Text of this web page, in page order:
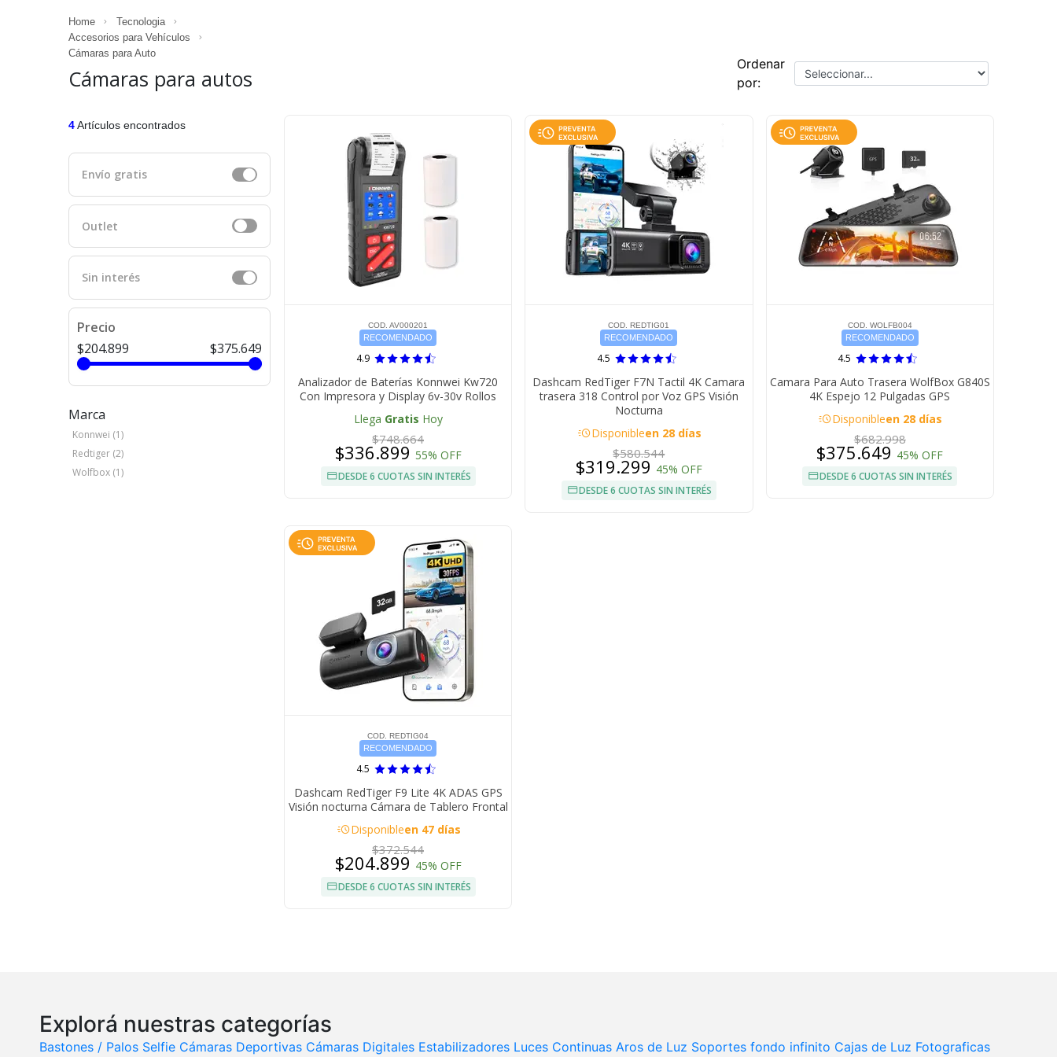
Home
Tecnologia
Accesorios para Vehículos
Cámaras para Auto
Cámaras para autos
4Artículos encontrados
Envío gratis
Outlet
Sin interés
Precio
$204.899
$375.649
Marca
Konnwei (1)
Redtiger (2)
Wolfbox (1)
Ordenar
por:
COD. AV000201
RECOMENDADO
4.9
Analizador de Baterías Konnwei Kw720
Con Impresora y Display 6v-30v Rollos
Llega Gratis Hoy
$748.664
$336.899 55% OFF
DESDE 6 CUOTAS SIN INTERÉS
COD. REDTIG01
RECOMENDADO
4.5
Dashcam RedTiger F7N Tactil 4K Camara
trasera 318 Control por Voz GPS Visión
Nocturna
acuteDisponibleen 28 días
$580.544
$319.299 45% OFF
DESDE 6 CUOTAS SIN INTERÉS
COD. WOLFB004
RECOMENDADO
4.5
Camara Para Auto Trasera WolfBox G840S
4K Espejo 12 Pulgadas GPS
acuteDisponibleen 28 días
$682.998
$375.649 45% OFF
DESDE 6 CUOTAS SIN INTERÉS
COD. REDTIG04
RECOMENDADO
4.5
Dashcam RedTiger F9 Lite 4K ADAS GPS
Visión nocturna Cámara de Tablero Frontal
acuteDisponibleen 47 días
$372.544
$204.899 45% OFF
DESDE 6 CUOTAS SIN INTERÉS
Explorá nuestras categorías
Bastones / Palos Selfie Cámaras Deportivas Cámaras Digitales Estabilizadores Luces Continuas Aros de Luz Soportes fondo infinito Cajas de Luz Fotograficas